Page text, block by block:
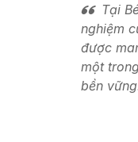
Tại
nghiệm
được
một
bền